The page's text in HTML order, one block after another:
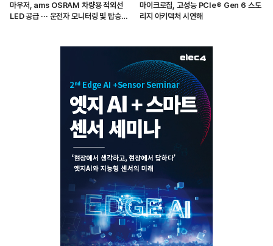
마우저, ams OSRAM 차량용 적외선
LED 공급 ··· 운전자 모니터링 및 탑승자
마이크로칩, 고성능 PCIe® Gen 6 스토
리지 아키텍처 시연해